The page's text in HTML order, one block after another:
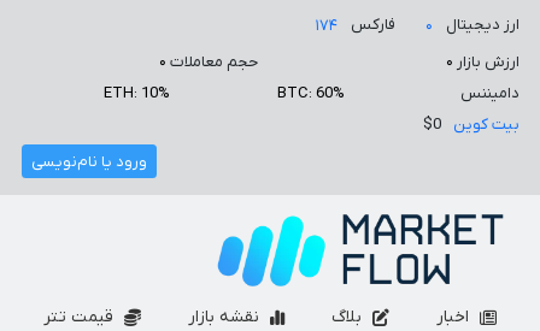
ارز دیجیتال ۰ فارکس
۱۷۴
ارزش بازار ۰ حجم معاملات ۰
دامیننس
BTC: 60%
ETH: 10%
بیت کوین
$0
ورود یا نام‌نویسی
اخبار بلاگ نقشه بازار
قیمت تتر